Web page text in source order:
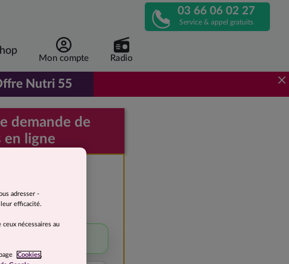
APPELEZ-03 66 06 02 27
Service & appel gratuits
Mon compte Radio
Nutri 55
de 1 euro 96 par repas, au lieu de 3 euros 92.
demande de
en ligne
de devis
gratuite
adresser -
efficacité.
nécessaires au
Cookies,